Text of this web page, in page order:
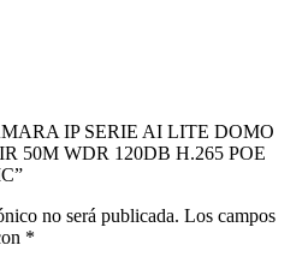
IP SERIE AI LITE DOMO
50M WDR 120DB H.265 POE
no será publicada. Los campos
*